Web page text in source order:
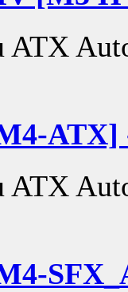
ATX
ATX]
ATX